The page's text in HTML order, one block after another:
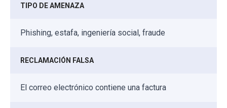
TIPO DE AMENAZA
Phishing, estafa, ingeniería social, fraude
RECLAMACIÓN FALSA
El correo electrónico contiene una factura